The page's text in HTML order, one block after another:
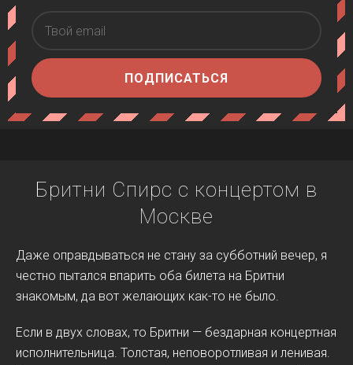
ПОДПИСАТЬСЯ
Бритни Спирс с концертом в
Москве
Даже оправдываться не стану за субботний вечер, я
честно пытался впарить оба билета на Бритни
знакомым, да вот желающих как-то не было.
Если в двух словах, то Бритни — бездарная концертная
исполнительница. Толстая, неповоротливая и ленивая.